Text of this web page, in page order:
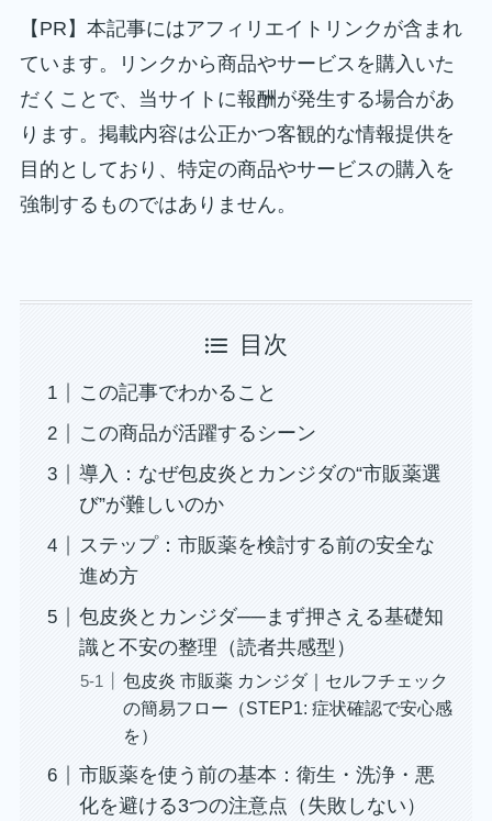
【PR】本記事にはアフィリエイトリンクが含まれ
ています。リンクから商品やサービスを購入いた
だくことで、当サイトに報酬が発生する場合があ
ります。掲載内容は公正かつ客観的な情報提供を
目的としており、特定の商品やサービスの購入を
強制するものではありません。
目次
この記事でわかること
この商品が活躍するシーン
導入：なぜ包皮炎とカンジダの“市販薬選
び”が難しいのか
ステップ：市販薬を検討する前の安全な
進め方
包皮炎とカンジダ──まず押さえる基礎知
識と不安の整理（読者共感型）
包皮炎 市販薬 カンジダ｜セルフチェック
の簡易フロー（STEP1: 症状確認で安心感
を）
市販薬を使う前の基本：衛生・洗浄・悪
化を避ける3つの注意点（失敗しない）